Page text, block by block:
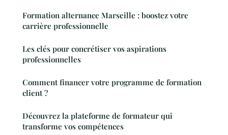
Formation alternance Marseille : boostez votre
carrière professionnelle
Les clés pour concrétiser vos aspirations
professionnelles
Comment financer votre programme de formation
client ?
Découvrez la plateforme de formateur qui
transforme vos compétences